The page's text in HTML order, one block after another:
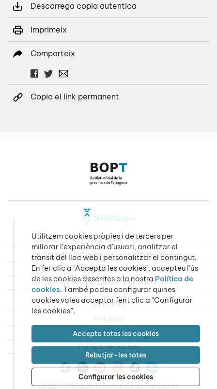
Descarrega copia autentica
Imprimeix
Comparteix
Copia el link permanent
Qui som
Consulta Butlletins Històrics (1834-1999)
Dades obertes del BOPT
Accés a la Zona d’Anunciants
Normativa
Avís legal
Accessibilitat
Política de cookies
Butlletí Oficial de la Província de Tarragona
Utilitzem cookies pròpies i de tercers per
millorar l’experiència d’usuari, analitzar el
trànsit del lloc web i personalitzar el contingut.
En fer clic a "Accepta les cookies", accepteu l’ús
de les cookies descrites a la nostra Política de
cookies. També podeu configurar quines
cookies voleu acceptar fent clic a “Configurar
les cookies”.
Accepta totes les cookies
Rebutjar-les totes
Configurar les cookies